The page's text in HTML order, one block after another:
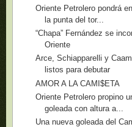
Oriente Petrolero pondrá
la punta del tor...
“Chapa” Fernández se
Oriente
Arce, Schiapparelli y
listos para debutar
AMOR A LA CAMI$ETA
Oriente Petrolero propino
goleada con altura a...
Una nueva goleada del